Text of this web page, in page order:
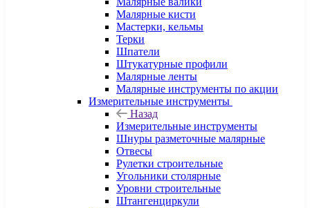
Малярные кисти
Мастерки, кельмы
Терки
Шпатели
Штукатурные профили
Малярные ленты
Малярные инструменты по акции
Измерительные инструменты
Назад
Измерительные инструменты
Шнуры разметочные малярные
Отвесы
Рулетки строительные
Угольники столярные
Уровни строительные
Штангенциркули